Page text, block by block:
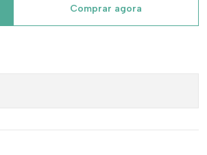
Comprar agora